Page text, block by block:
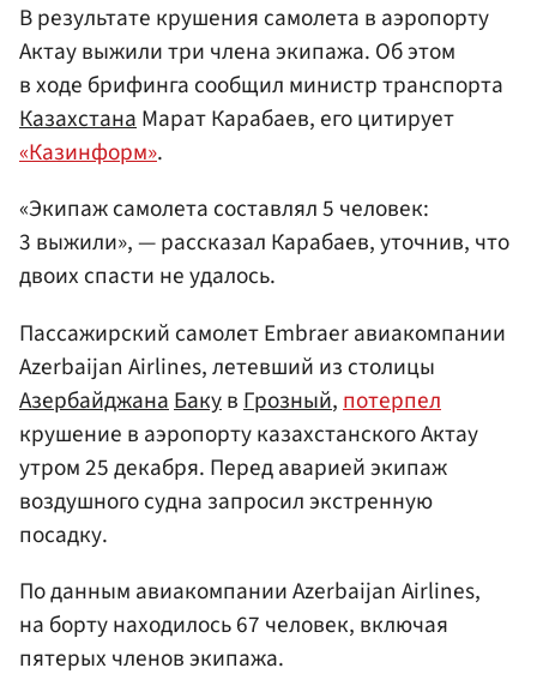
В результате крушения самолета в аэропорту
Актау выжили три члена экипажа. Об этом
в ходе брифинга сообщил министр транспорта
КазахстанаМарат Карабаев, его цитирует
«Казинформ».
«Экипаж самолета составлял 5 человек:
3 выжили», — рассказал Карабаев, уточнив, что
двоих спасти не удалось.
Пассажирский самолет Embraer авиакомпании
Azerbaijan Airlines, летевший из столицы
Азербайджана Бакув Грозный, потерпел
крушение в аэропорту казахстанского Актау
утром 25 декабря. Перед аварией экипаж
воздушного судна запросил экстренную
посадку.
По данным авиакомпании Azerbaijan Airlines,
на борту находилось 67 человек, включая
пятерых членов экипажа.